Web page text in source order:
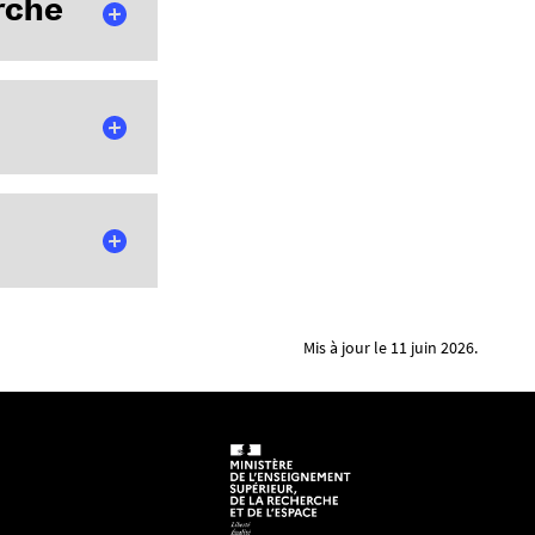
.
Mis à jour le 11 juin 2026.